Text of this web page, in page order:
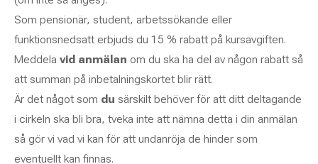
Som pensionär, student, arbetssökande eller
funktionsnedsatt erbjuds du 15 % rabatt på kursavgiften.
Meddela vid anmälan om du ska ha del av någon rabatt så
att summan på inbetalningskortet blir rätt.
Är det något som du särskilt behöver för att ditt deltagande
i cirkeln ska bli bra, tveka inte att nämna detta i din anmälan
så gör vi vad vi kan för att undanröja de hinder som
eventuellt kan finnas.